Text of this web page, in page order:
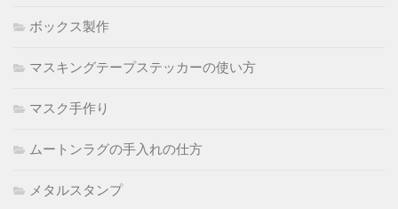
ボックス製作
マスキングテープステッカーの使い方
マスク手作り
ムートンラグの手入れの仕方
メタルスタンプ